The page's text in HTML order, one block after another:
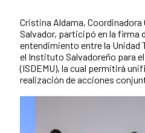
Cristina Aldama, Coordinadora
Salvador, participó en la firma
entendimiento entre la Unidad
el Instituto Salvadoreño para
(ISDEMU), la cual permitirá
realización de acciones